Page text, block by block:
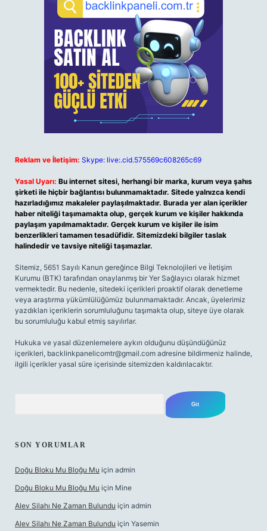
Reklam ve İletişim: Skype: live:.cid.575569c608265c69
Yasal Uyarı: Bu internet sitesi, herhangi bir marka, kurum veya şahıs
şirketi ile hiçbir bağlantısı bulunmamaktadır. Sitede yalnızca kendi
hazırladığımız makaleler paylaşılmaktadır. Burada yer alan içerikler
haber niteliği taşımamakta olup, gerçek kurum ve kişiler hakkında
paylaşım yapılmamaktadır. Gerçek kurum ve kişiler ile isim
benzerlikleri tamamen tesadüfidir. Sitemizdeki bilgiler taslak
halindedir ve tavsiye niteliği taşımazlar.
Sitemiz, 5651 Sayılı Kanun gereğince Bilgi Teknolojileri ve İletişim
Kurumu (BTK) tarafından onaylanmış bir Yer Sağlayıcı olarak hizmet
vermektedir. Bu nedenle, sitedeki içerikleri proaktif olarak denetleme
veya araştırma yükümlülüğümüz bulunmamaktadır. Ancak, üyelerimiz
yazdıkları içeriklerin sorumluluğunu taşımakta olup, siteye üye olarak
bu sorumluluğu kabul etmiş sayılırlar.
Hukuka ve yasal düzenlemelere aykırı olduğunu düşündüğünüz
içerikleri, backlinkpanelicomtr@gmail.com adresine bildirmeniz halinde,
ilgili içerikler yasal süre içerisinde sitemizden kaldırılacaktır.
SON YORUMLAR
Doğu Bloku Mu Bloğu Mu için admin
Doğu Bloku Mu Bloğu Mu için Mine
Alev Silahı Ne Zaman Bulundu için admin
Alev Silahı Ne Zaman Bulundu için Yasemin